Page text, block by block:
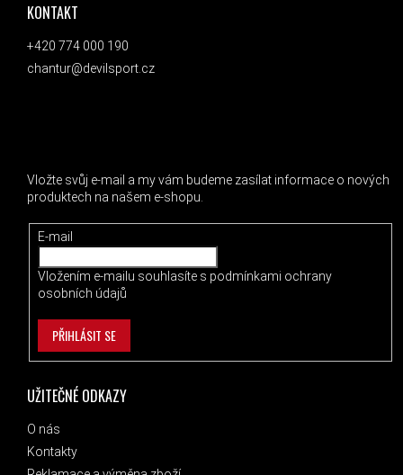
UŽITEČNÉ ODKAZY
O nás
Kontakty
KONTAKT
+420 774 000 190
chantur@devilsport.cz
Vložte svůj e-mail a my vám budeme zasílat informace o nových
produktech na našem e-shopu.
E-mail
Vložením e-mailu souhlasíte s podmínkami ochrany
osobních údajů
PŘIHLÁSIT SE